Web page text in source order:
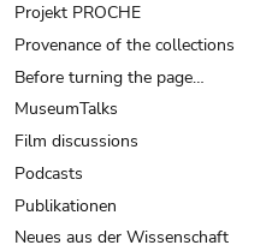
Projekt PROCHE
Provenance of the collections
Before turning the page…
MuseumTalks
Film discussions
Podcasts
Publikationen
Neues aus der Wissenschaft